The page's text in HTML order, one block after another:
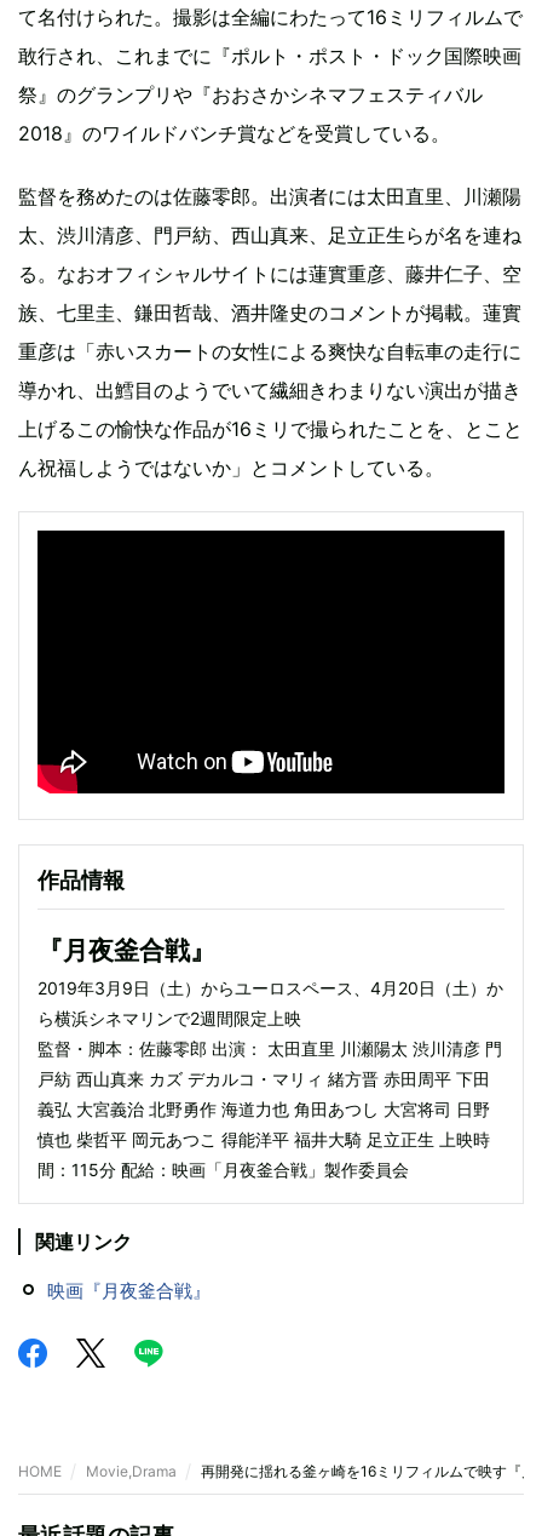
て名付けられた。撮影は全編にわたって16ミリフィルムで
敢行され、これまでに『ポルト・ポスト・ドック国際映画
祭』のグランプリや『おおさかシネマフェスティバル
2018』のワイルドバンチ賞などを受賞している。
監督を務めたのは佐藤零郎。出演者には太田直里、川瀬陽
太、渋川清彦、門戸紡、西山真来、足立正生らが名を連ね
る。なおオフィシャルサイトには蓮實重彦、藤井仁子、空
族、七里圭、鎌田哲哉、酒井隆史のコメントが掲載。蓮實
重彦は「赤いスカートの女性による爽快な自転車の走行に
導かれ、出鱈目のようでいて繊細きわまりない演出が描き
上げるこの愉快な作品が16ミリで撮られたことを、とこと
ん祝福しようではないか」とコメントしている。
作品情報
『月夜釜合戦』
2019年3月9日（土）からユーロスペース、4月20日（土）か
ら横浜シネマリンで2週間限定上映
監督・脚本：佐藤零郎 出演： 太田直里 川瀬陽太 渋川清彦 門
戸紡 西山真来 カズ デカルコ・マリィ 緒方晋 赤田周平 下田
義弘 大宮義治 北野勇作 海道力也 角田あつし 大宮将司 日野
慎也 柴哲平 岡元あつこ 得能洋平 福井大騎 足立正生 上映時
間：115分 配給：映画「月夜釜合戦」製作委員会
関連リンク
映画『月夜釜合戦』
HOME Movie,Drama 再開発に揺れる釜ヶ崎を16ミリフィルムで映す『